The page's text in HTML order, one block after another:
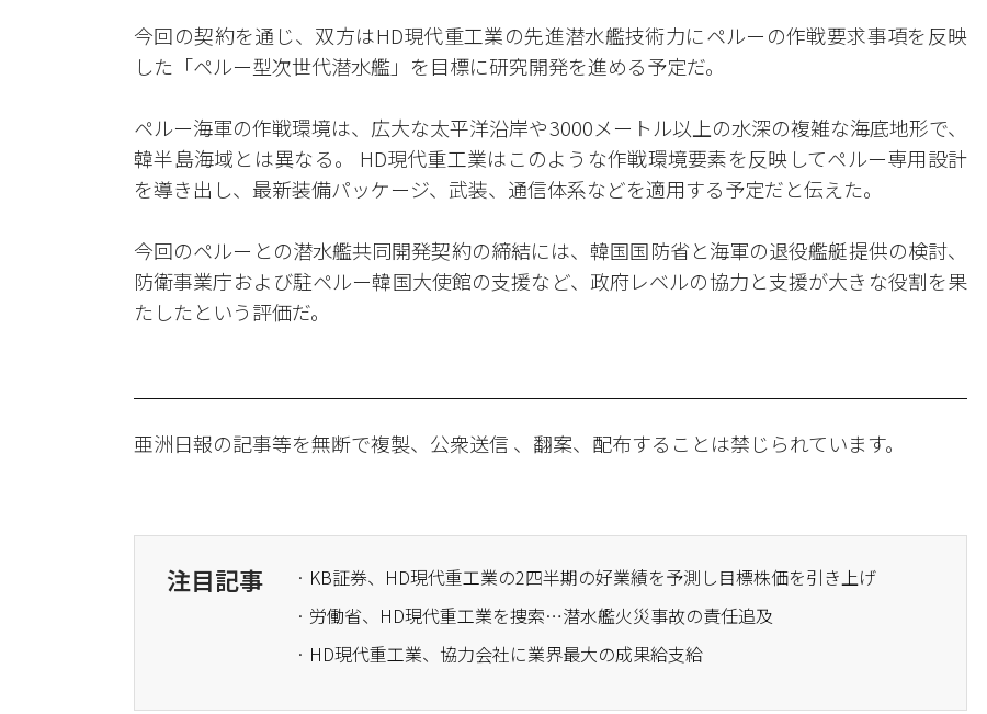
今回の契約を通じ、双方はHD現代重工業の先進潜水艦技術力にペルーの作戦要求事項を反映
した「ペルー型次世代潜水艦」を目標に研究開発を進める予定だ。
ペルー海軍の作戦環境は、広大な太平洋沿岸や3000メートル以上の水深の複雑な海底地形で、
韓半島海域とは異なる。 HD現代重工業はこのような作戦環境要素を反映してペルー専用設計
を導き出し、最新装備パッケージ、武装、通信体系などを適用する予定だと伝えた。
今回のペルーとの潜水艦共同開発契約の締結には、韓国国防省と海軍の退役艦艇提供の検討、
防衛事業庁および駐ペルー韓国大使館の支援など、政府レベルの協力と支援が大きな役割を果
たしたという評価だ。
亜洲日報の記事等を無断で複製、公衆送信 、翻案、配布することは禁じられています。
注目記事
· KB証券、HD現代重工業の2四半期の好業績を予測し目標株価を引き上げ
· 労働省、HD現代重工業を捜索…潜水艦火災事故の責任追及
· HD現代重工業、協力会社に業界最大の成果給支給